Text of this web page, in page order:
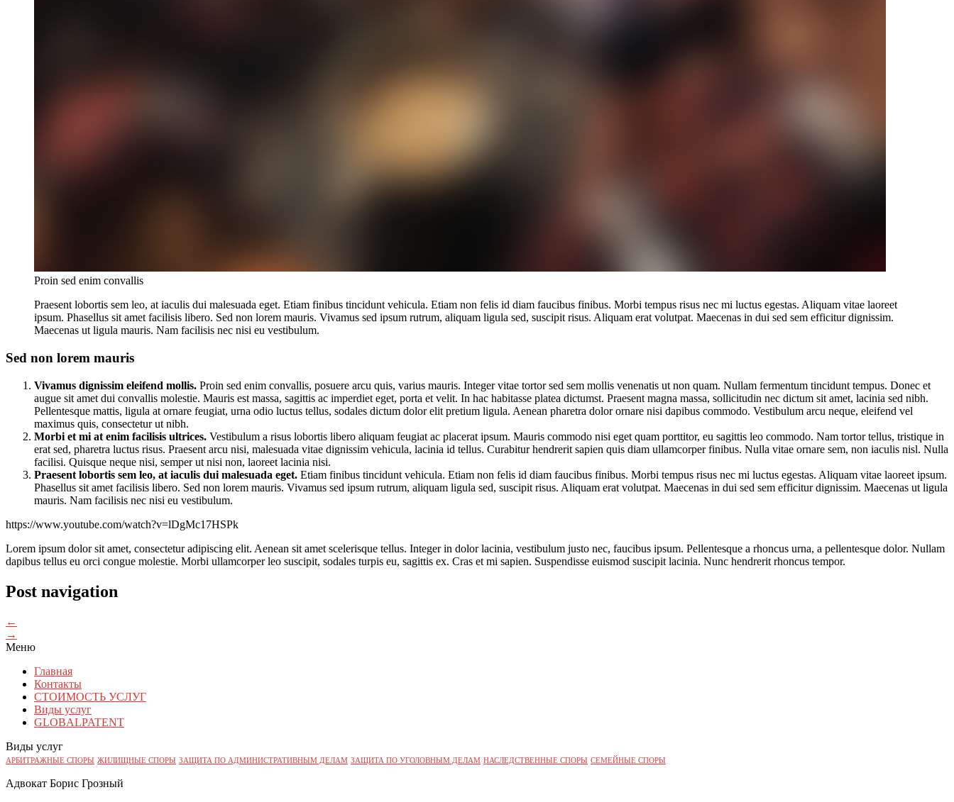
Proin sed enim convallis
Praesent lobortis sem leo, at iaculis dui malesuada eget. Etiam finibus tincidunt vehicula. Etiam non felis id diam faucibus finibus. Morbi tempus risus nec mi luctus egestas. Aliquam vitae laoreet
ipsum. Phasellus sit amet facilisis libero. Sed non lorem mauris. Vivamus sed ipsum rutrum, aliquam ligula sed, suscipit risus. Aliquam erat volutpat. Maecenas in dui sed sem efficitur dignissim.
Maecenas ut ligula mauris. Nam facilisis nec nisi eu vestibulum.
Sed non lorem mauris
Vivamus dignissim eleifend mollis. Proin sed enim convallis, posuere arcu quis, varius mauris. Integer vitae tortor sed sem mollis venenatis ut non quam. Nullam fermentum tincidunt tempus. Donec et
augue sit amet dui convallis molestie. Mauris est massa, sagittis ac imperdiet eget, porta et velit. In hac habitasse platea dictumst. Praesent magna massa, sollicitudin nec dictum sit amet, lacinia sed nibh.
Pellentesque mattis, ligula at ornare feugiat, urna odio luctus tellus, sodales dictum dolor elit pretium ligula. Aenean pharetra dolor ornare nisi dapibus commodo. Vestibulum arcu neque, eleifend vel
maximus quis, consectetur ut nibh.
Morbi et mi at enim facilisis ultrices. Vestibulum a risus lobortis libero aliquam feugiat ac placerat ipsum. Mauris commodo nisi eget quam porttitor, eu sagittis leo commodo. Nam tortor tellus, tristique in
erat sed, pharetra luctus risus. Praesent arcu nisi, malesuada vitae dignissim vehicula, lacinia id tellus. Curabitur hendrerit sapien quis diam ullamcorper finibus. Nulla vitae ornare sem, non iaculis nisl. Nulla
facilisi. Quisque neque nisi, semper ut nisi non, laoreet lacinia nisi.
Praesent lobortis sem leo, at iaculis dui malesuada eget. Etiam finibus tincidunt vehicula. Etiam non felis id diam faucibus finibus. Morbi tempus risus nec mi luctus egestas. Aliquam vitae laoreet ipsum.
Phasellus sit amet facilisis libero. Sed non lorem mauris. Vivamus sed ipsum rutrum, aliquam ligula sed, suscipit risus. Aliquam erat volutpat. Maecenas in dui sed sem efficitur dignissim. Maecenas ut ligula
mauris. Nam facilisis nec nisi eu vestibulum.
https://www.youtube.com/watch?v=lDgMc17HSPk
Lorem ipsum dolor sit amet, consectetur adipiscing elit. Aenean sit amet scelerisque tellus. Integer in dolor lacinia, vestibulum justo nec, faucibus ipsum. Pellentesque a rhoncus urna, a pellentesque dolor. Nullam
dapibus tellus eu orci congue molestie. Morbi ullamcorper leo suscipit, sodales turpis eu, sagittis ex. Cras et mi sapien. Suspendisse euismod suscipit lacinia. Nunc hendrerit rhoncus tempor.
Post navigation
←
→
Меню
Главная
Контакты
СТОИМОСТЬ УСЛУГ
Виды услуг
GLOBALPATENT
Виды услуг
АРБИТРАЖНЫЕ СПОРЫ ЖИЛИЩНЫЕ СПОРЫ ЗАЩИТА ПО АДМИНИСТРАТИВНЫМ ДЕЛАМ ЗАЩИТА ПО УГОЛОВНЫМ ДЕЛАМ НАСЛЕДСТВЕННЫЕ СПОРЫ СЕМЕЙНЫЕ СПОРЫ
Адвокат Борис Грозный